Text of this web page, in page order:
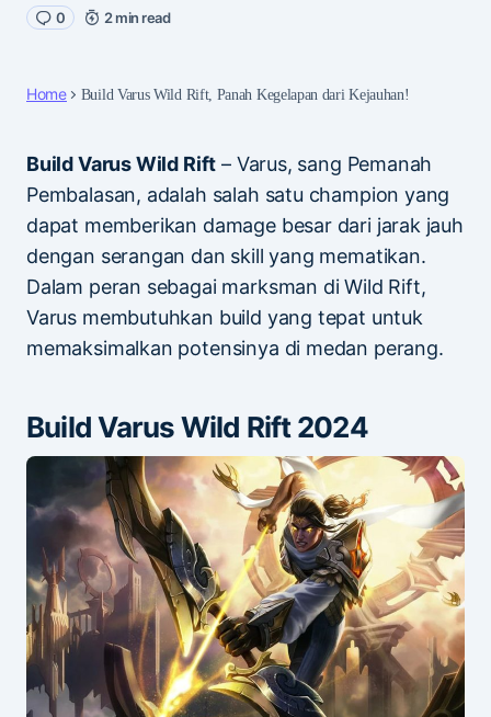
0 2 min read
Home Build Varus Wild Rift, Panah Kegelapan dari Kejauhan!
Build Varus Wild Rift – Varus, sang Pemanah
Pembalasan, adalah salah satu champion yang
dapat memberikan damage besar dari jarak jauh
dengan serangan dan skill yang mematikan.
Dalam peran sebagai marksman di Wild Rift,
Varus membutuhkan build yang tepat untuk
memaksimalkan potensinya di medan perang.
Build Varus Wild Rift 2024